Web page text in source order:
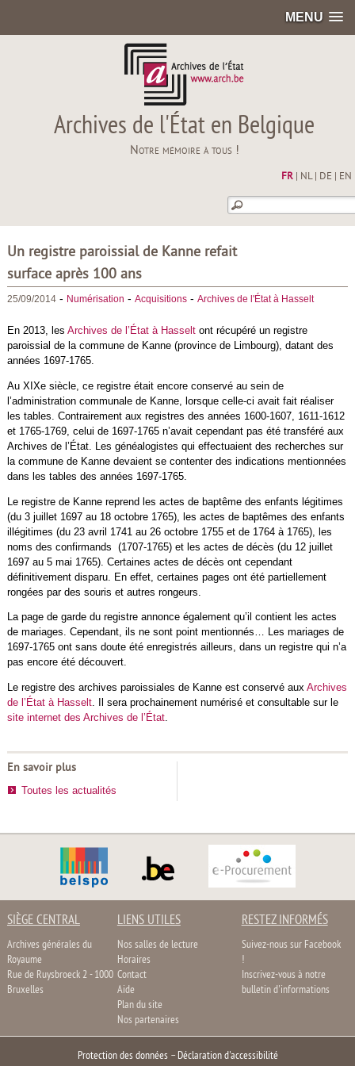
MENU
Archives de l'État en Belgique
Notre mémoire à tous !
FR| NL| DE EN
Un registre paroissial de Kanne refait
surface après 100 ans
25/09/2014- Numérisation - Acquisitions- Archives de l'État à Hasselt
En 2013, les Archives de l’État à Hasseltont récupéré un registre
paroissial de la commune de Kanne (province de Limbourg), datant des
années 1697-1765.
Au XIXe siècle, ce registre était encore conservé au sein de
l’administration communale de Kanne, lorsque celle-ci avait fait réaliser
les tables. Contrairement aux registres des années 1600-1607, 1611-1612
et 1765-1769, celui de 1697-1765 n’avait cependant pas été transféré aux
Archives de l’État. Les généalogistes qui effectuaient des recherches sur
la commune de Kanne devaient se contenter des indications mentionnées
dans les tables des années 1697-1765.
Le registre de Kanne reprend les actes de baptême des enfants légitimes
(du 3 juillet 1697 au 18 octobre 1765), les actes de baptêmes des enfants
illégitimes (du 23 avril 1741 au 26 octobre 1755 et de 1764 à 1765), les
noms des confirmands (1707-1765) et les actes de décès (du 12 juillet
1697 au 5 mai 1765). Certaines actes de décès ont cependant
définitivement disparu. En effet, certaines pages ont été partiellement
rongées par des souris et autres rongeurs.
La page de garde du registre annonce également qu’il contient les actes
de mariages. Cependant, ils ne sont point mentionnés… Les mariages de
1697-1765 ont sans doute été enregistrés ailleurs, dans un registre qui n’a
pas encore été découvert.
Le registre des archives paroissiales de Kanne est conservé aux Archives
de l’État à Hasselt. Il sera prochainement numérisé et consultable sur le
site internet des Archives de l’État.
En savoir plus
Toutes les actualités
SIÈGE CENTRAL
Archives générales du
Royaume
Rue de Ruysbroeck 2 - 1000
Bruxelles
LIENS UTILES
Nos salles de lecture
Horaires
Contact
Aide
Plan du site
Nos partenaires
RESTEZ INFORMÉS
Suivez-nous sur Facebook
!
Inscrivez-vous à notre
bulletin d'informations
Protection des données– Déclaration d'accessibilité